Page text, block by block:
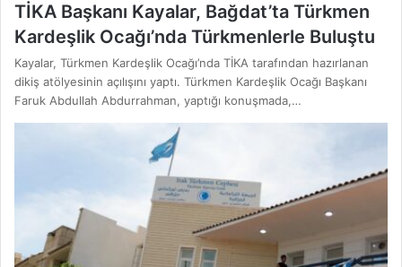
TİKA Başkanı Kayalar, Bağdat’ta Türkmen
Kardeşlik Ocağı’nda Türkmenlerle Buluştu
Kayalar, Türkmen Kardeşlik Ocağı’nda TİKA tarafından hazırlanan
dikiş atölyesinin açılışını yaptı. Türkmen Kardeşlik Ocağı Başkanı
Faruk Abdullah Abdurrahman, yaptığı konuşmada,…